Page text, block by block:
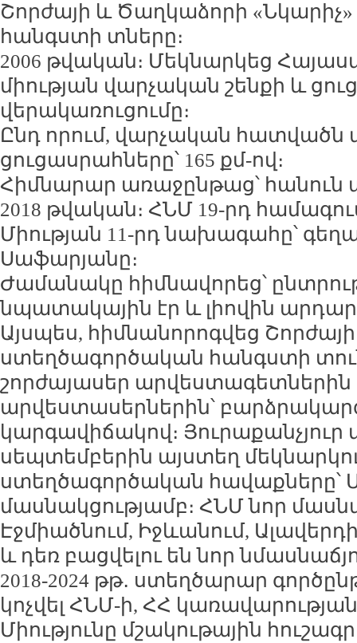
Շորժայի և Ծաղկաձորի
հանգստի տները։
2006 թվական։ Մեկնարկեց
միության վարչական շենքի և
վերակառուցումը։
Ընդ որում, վարչական հատվածն
ցուցասրահները՝ 165 քմ-ով։
Հիմնարար առաջընթաց՝ հանուն
2018 թվական։ ՀՆՄ 19-րդ
Միության 11-րդ նախագահը՝
Սաֆարյանը։
Ժամանակը հիմնավորեց՝
նպատակային էր և լիովին
Այսպես, հիմնանորոգվեց
ստեղծագործական հանգստի
շորժայասեր արվեստագետներին
արվեստասերներին՝
կարգավիճակով։ Յուրաքանչյուր
սեպտեմբերին այստեղ
ստեղծագործական հավաքները՝
մասնակցությամբ։ ՀՆՄ նոր
Էջմիածնում, Իջևանում,
և դեռ բացվելու են նոր
2018-2024 թթ․ ստեղծարար
կոչվել ՀՆՄ-ի, ՀՀ
Միությունը մշակութային